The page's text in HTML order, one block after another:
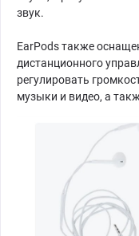
звук.
EarPods также
дистанционного
регулировать
музыки и видео, а